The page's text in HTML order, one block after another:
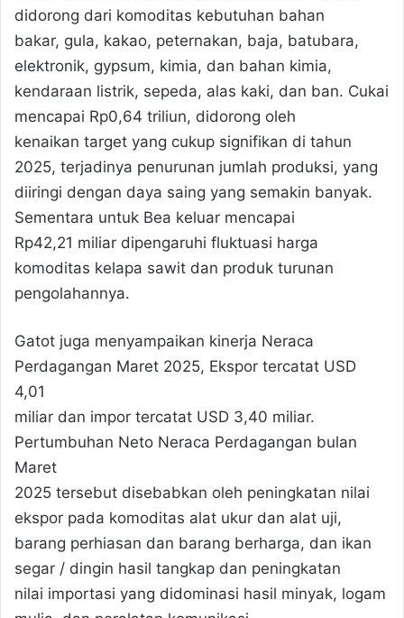
didorong dari komoditas kebutuhan bahan
bakar, gula, kakao, peternakan, baja, batubara,
elektronik, gypsum, kimia, dan bahan kimia,
kendaraan listrik, sepeda, alas kaki, dan ban. Cukai
mencapai Rp0,64 triliun, didorong oleh
kenaikan target yang cukup signifikan di tahun
2025, terjadinya penurunan jumlah produksi, yang
diiringi dengan daya saing yang semakin banyak.
Sementara untuk Bea keluar mencapai
Rp42,21 miliar dipengaruhi fluktuasi harga
komoditas kelapa sawit dan produk turunan
pengolahannya.
Gatot juga menyampaikan kinerja Neraca
Perdagangan Maret 2025, Ekspor tercatat USD
4,01
miliar dan impor tercatat USD 3,40 miliar.
Pertumbuhan Neto Neraca Perdagangan bulan
Maret
2025 tersebut disebabkan oleh peningkatan nilai
ekspor pada komoditas alat ukur dan alat uji,
barang perhiasan dan barang berharga, dan ikan
segar / dingin hasil tangkap dan peningkatan
nilai importasi yang didominasi hasil minyak, logam